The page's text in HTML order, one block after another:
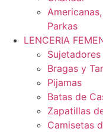
Parkas
LENCERIA
Sujetadores
Bragas y
Pijamas
Batas de
Zapatillas
Camisetas